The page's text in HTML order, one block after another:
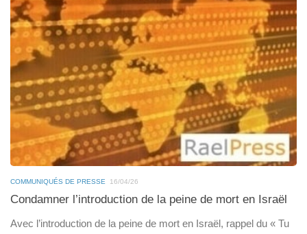
COMMUNIQUÉS DE PRESSE 16/04/26
Condamner l’introduction de la peine de mort en Israël
Avec l’introduction de la peine de mort en Israël, rappel du « Tu